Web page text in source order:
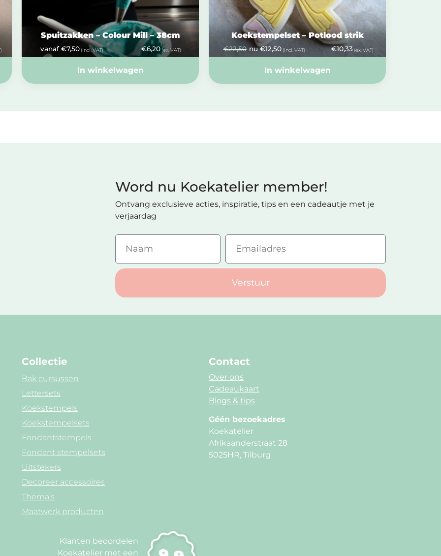
Spuitzakken – Colour Mill – 38cm
vanaf €7,50(incl. VAT) €6,20(ex. VAT)
In winkelwagen
Koekstempelset – Potlood strik
€22,50 nu €12,50(incl. VAT) €10,33 (ex. VAT)
In winkelwagen
Word nu Koekatelier member!
Ontvang exclusieve acties, inspiratie, tips en een cadeautje met je
verjaardag
Verstuur
Collectie
Bak cursussen
Lettersets
Koekstempels
Koekstempelsets
Fondantstempels
Fondant stempelsets
Uitstekers
Decoreer accessoires
Thema’s
Maatwerk producten
Contact
Over ons
Cadeaukaart
Blogs & tips
Géén bezoekadres
Koekatelier
Afrikaanderstraat 28
5025HR, Tilburg
Klanten beoordelen
Koekatelier met een